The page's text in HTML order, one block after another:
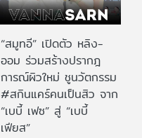
“สมูทอี” เปิดตัว หลิง-
ออม ร่วมสร้างปรากฎ
การณ์ผิวใหม่ ชูนวัตกรรม
#สกินแคร์คนเป็นสิว จาก
“เบบี้ เฟซ” สู่ “เบบี้
เฟียส”